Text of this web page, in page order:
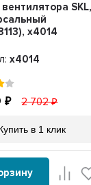
SKL,
x4014
x4014
2 702
в 1 клик